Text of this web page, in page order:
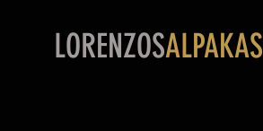
LORENZOSALPAKAS